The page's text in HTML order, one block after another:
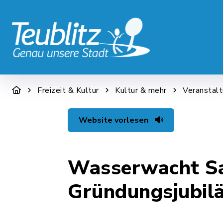
STADT & WIRTSCHAFT RATHAUS
Freizeit & Kultur Kultur & mehr
Website vorlesen
Wasserwacht